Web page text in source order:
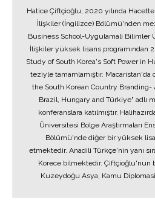
Hatice Çiftçioğlu, 2020 yılında
İlişkiler (İngilizce) Bölümü'nden
Business School-Uygulamali Bilimler
İlişkiler yüksek lisans programından
Study of South Korea's Soft Power in
teziyle tamamlamıştır. Macaristan'da
the South Korean Country
Brazil, Hungary and Türkiye" adlı
konferanslara katılmıştır.
Üniversitesi Bölge Araştırmaları
Bölümü'nde diğer bir yüksek
etmektedir. Anadili Türkçe'nin yanı
Korece bilmektedir. Çiftçioğlu'nun
Kuzeydoğu Asya, Kamu